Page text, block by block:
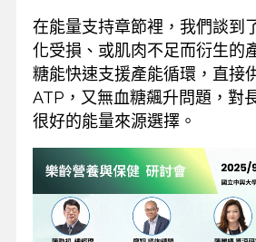
在能量支持章節裡，我們談到
化受損、或肌肉不足而衍生的
糖能快速支援產能循環，直接
ATP，又無血糖飆升問題，對
很好的能量來源選擇。